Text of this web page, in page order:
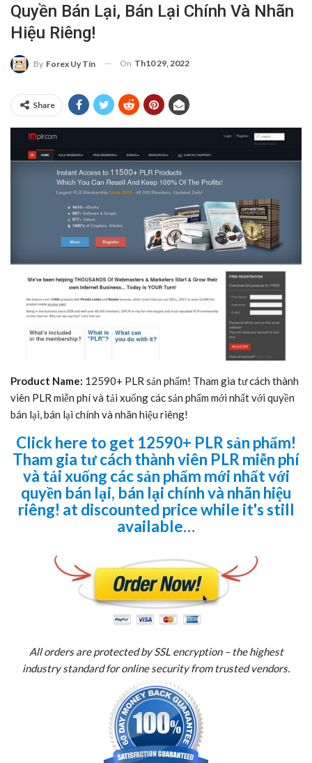
Quyền Bán Lại, Bán Lại Chính Và Nhãn
Hiệu Riêng!
By Forex Uy Tín On Th10 29, 2022
Share
Product Name: 12590+ PLR sản phẩm! Tham gia tư cách thành
viên PLR miễn phí và tải xuống các sản phẩm mới nhất với quyền
bán lại, bán lại chính và nhãn hiệu riêng!
Click here to get 12590+ PLR sản phẩm!
Tham gia tư cách thành viên PLR miễn phí
và tải xuống các sản phẩm mới nhất với
quyền bán lại, bán lại chính và nhãn hiệu
riêng! at discounted price while it's still
available…
All orders are protected by SSL encryption – the highest
industry standard for online security from trusted vendors.